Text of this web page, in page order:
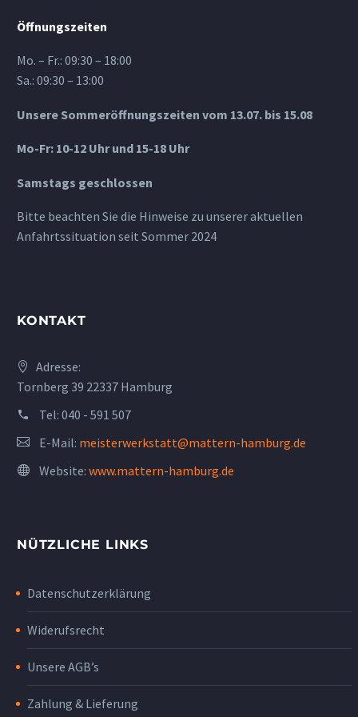
Öffnungszeiten
Mo. – Fr.: 09:30 – 18:00
Sa.: 09:30 – 13:00
Unsere Sommeröffnungszeiten vom 13.07. bis 15.08
Mo-Fr: 10-12 Uhr und 15-18 Uhr
Samstags geschlossen
Bitte beachten Sie die Hinweise zu unserer aktuellen
Anfahrtssituation seit Sommer 2024
KONTAKT
Adresse:
Tornberg 39 22337 Hamburg
Tel: 040 - 591 507
E-Mail: meisterwerkstatt@mattern-hamburg.de
Website: www.mattern-hamburg.de
NÜTZLICHE LINKS
Datenschutzerklärung
Widerufsrecht
Unsere AGB’s
Zahlung & Lieferung